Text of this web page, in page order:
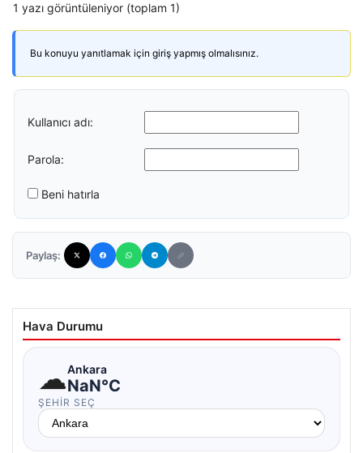
1 yazı görüntüleniyor (toplam 1)
Bu konuyu yanıtlamak için giriş yapmış olmalısınız.
Kullanıcı adı:
Parola:
Beni hatırla
Paylaş:
Hava Durumu
☁Ankara
NaN°C
ŞEHIR SEÇ